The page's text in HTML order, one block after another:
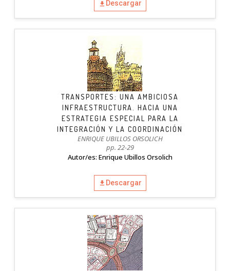
Descargar
TRANSPORTES: UNA AMBICIOSA
INFRAESTRUCTURA. HACIA UNA
ESTRATEGIA ESPECIAL PARA LA
INTEGRACIÓN Y LA COORDINACIÓN
ENRIQUE UBILLOS ORSOLICH
pp. 22-29
Autor/es: Enrique Ubillos Orsolich
Descargar